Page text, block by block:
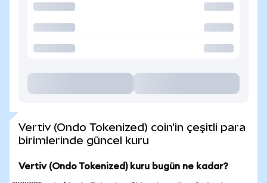
Vertiv (Ondo Tokenized) coin'in çeşitli para
birimlerinde güncel kuru
Vertiv (Ondo Tokenized) kuru bugün ne kadar?